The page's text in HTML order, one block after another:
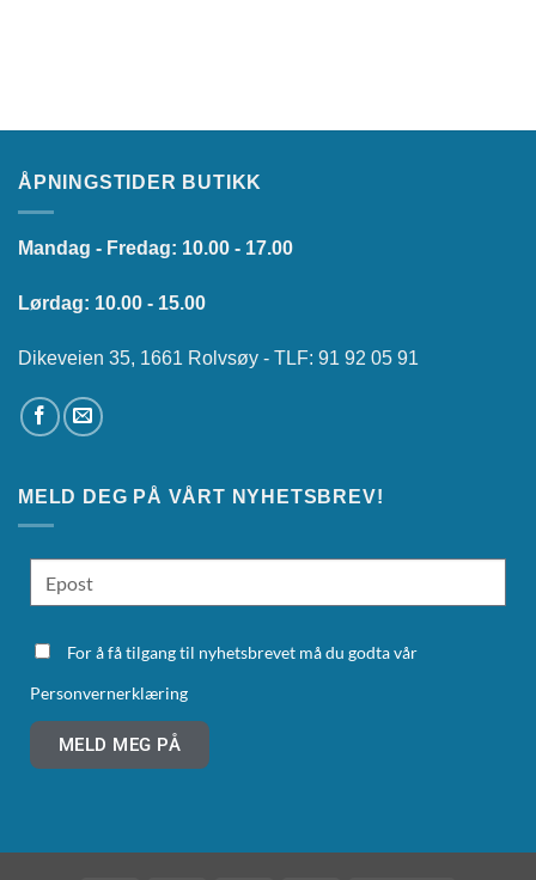
ÅPNINGSTIDER BUTIKK
Mandag - Fredag: 10.00 - 17.00
Lørdag: 10.00 - 15.00
Dikeveien 35, 1661 Rolvsøy - TLF: 91 92 05 91
MELD DEG PÅ VÅRT NYHETSBREV!
For å få tilgang til nyhetsbrevet må du godta vår
Personvernerklæring
MELD MEG PÅ